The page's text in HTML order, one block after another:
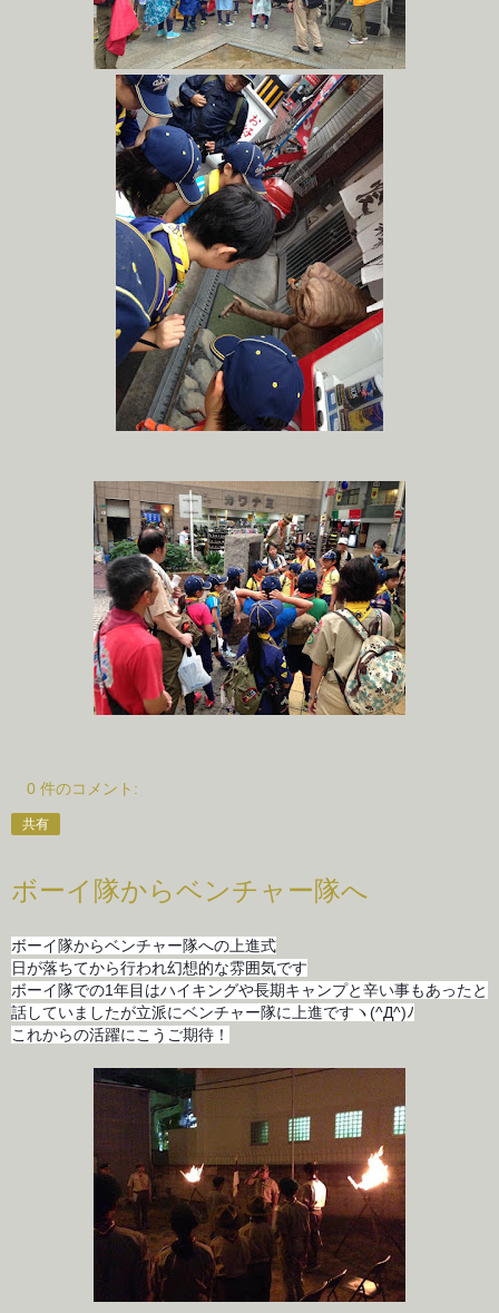
0 件のコメント:
共有
ボーイ隊からベンチャー隊へ
ボーイ隊からベンチャー隊への上進式
日が落ちてから行われ幻想的な雰囲気です
ボーイ隊での1年目はハイキングや長期キャンプと辛い事もあったと
話していましたが立派にベンチャー隊に上進です ヽ(^Д^)ﾉ
これからの活躍にこうご期待！